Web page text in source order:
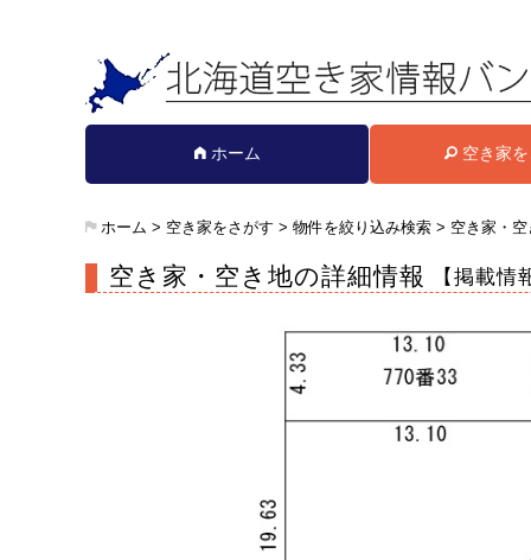
ホーム 空き家
ホーム > 空き家をさがす > 物件を絞り込み検索 > 空き家・
空き家・空き地の詳細情報 【掲載情